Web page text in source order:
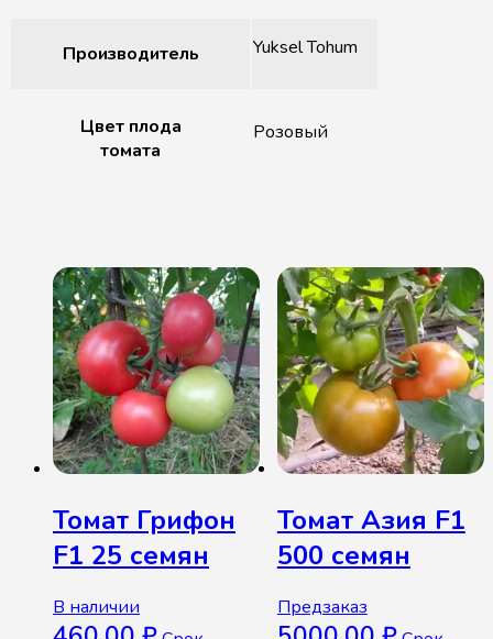
Производитель Yuksel Tohum
Цвет плода
томата
Розовый
Томат Грифон
F1 25 семян
В наличии
Томат Азия F1
500 семян
Предзаказ